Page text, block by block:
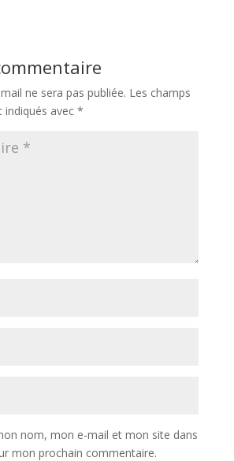
ne sera pas publiée. Les champs
avec *
nom, mon e-mail et mon site dans
mon prochain commentaire.